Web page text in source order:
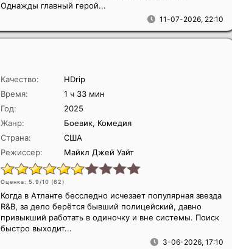
11-07-2026, 22:10
Однажды главный герой...
Качество:
HDrip
Время:
1 ч 33 мин
Год:
2025
Жанр:
Боевик, Комедия
Страна:
США
Режиссер:
Майкл Джей Уайт
Оценка: 5.9/10 (62)
3-06-2026, 17:10
Когда в Атланте бесследно исчезает популярная звезда
R&B, за дело берётся бывший полицейский, давно
привыкший работать в одиночку и вне системы. Поиск
быстро выходит...